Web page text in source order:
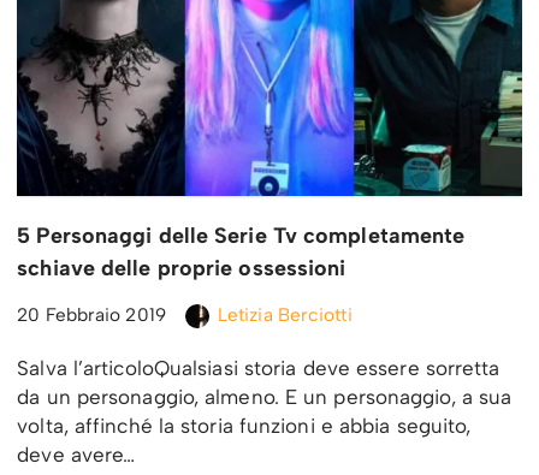
5 Personaggi delle Serie Tv completamente
schiave delle proprie ossessioni
20 Febbraio 2019 Letizia Berciotti
Salva l’articoloQualsiasi storia deve essere sorretta
da un personaggio, almeno. E un personaggio, a sua
volta, affinché la storia funzioni e abbia seguito,
deve avere…